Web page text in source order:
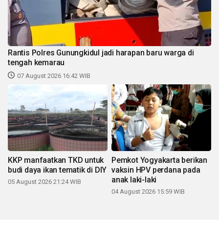
Rantis Polres Gunungkidul jadi harapan baru warga di
tengah kemarau
07 August 2026 16:42 WIB
KKP manfaatkan TKD untuk
budi daya ikan tematik di DIY
05 August 2026 21:24 WIB
Pemkot Yogyakarta berikan
vaksin HPV perdana pada
anak laki-laki
04 August 2026 15:59 WIB